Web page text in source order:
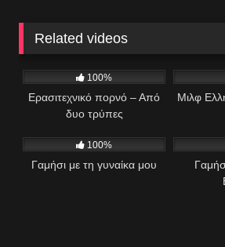
Related videos
100%
Ερασιτεχνικό πορνό – Από
δυο τρύπες
Μιλφ
100%
Γαμήσι με τη γυναίκα μου